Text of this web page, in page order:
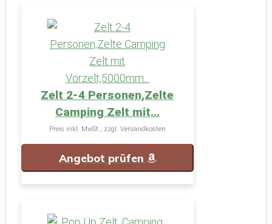
Zelt 2-4 Personen,Zelte
Camping Zelt mit...
Preis inkl. MwSt., zzgl. Versandkosten
Angebot prüfen